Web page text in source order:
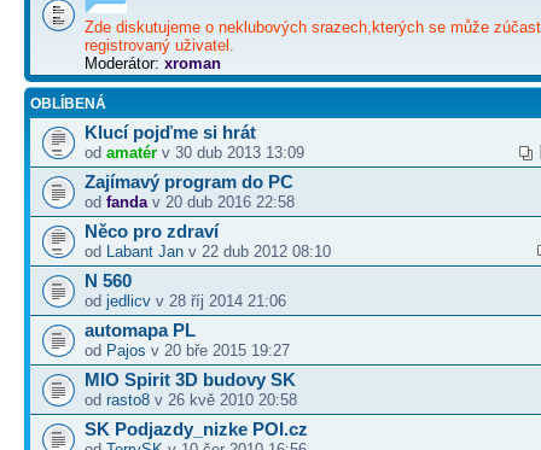
Zde diskutujeme o neklubových srazech,kterých se může
registrovaný uživatel.
Moderátor: xroman
OBLÍBENÁ
Klucí pojďme si hrát
od amatér v 30 dub 2013 13:09
Zajímavý program do PC
od fanda v 20 dub 2016 22:58
Něco pro zdraví
od Labant Jan v 22 dub 2012 08:10
N 560
od jedlicv v 28 říj 2014 21:06
automapa PL
od Pajos v 20 bře 2015 19:27
MIO Spirit 3D budovy SK
od rasto8 v 26 kvě 2010 20:58
SK Podjazdy_nizke POI.cz